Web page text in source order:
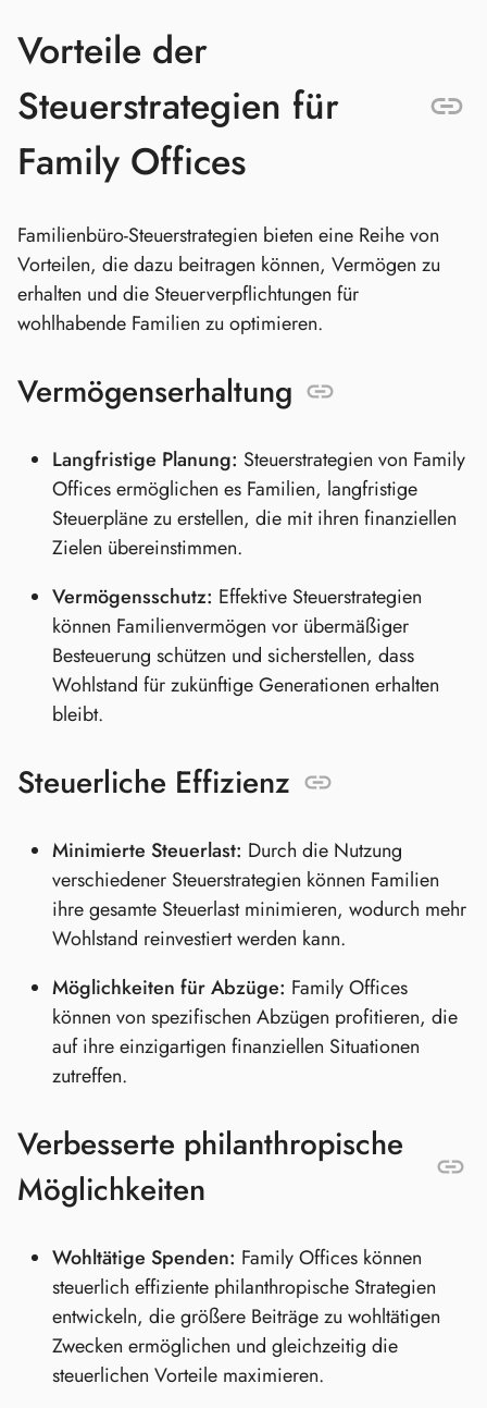
Vorteile der
Steuerstrategien für
Family Offices
Familienbüro-Steuerstrategien bieten eine Reihe von
Vorteilen, die dazu beitragen können, Vermögen zu
erhalten und die Steuerverpflichtungen für
wohlhabende Familien zu optimieren.
Vermögenserhaltung
Langfristige Planung: Steuerstrategien von Family
Offices ermöglichen es Familien, langfristige
Steuerpläne zu erstellen, die mit ihren finanziellen
Zielen übereinstimmen.
Vermögensschutz: Effektive Steuerstrategien
können Familienvermögen vor übermäßiger
Besteuerung schützen und sicherstellen, dass
Wohlstand für zukünftige Generationen erhalten
bleibt.
Steuerliche Effizienz
Minimierte Steuerlast: Durch die Nutzung
verschiedener Steuerstrategien können Familien
ihre gesamte Steuerlast minimieren, wodurch mehr
Wohlstand reinvestiert werden kann.
Möglichkeiten für Abzüge: Family Offices
können von spezifischen Abzügen profitieren, die
auf ihre einzigartigen finanziellen Situationen
zutreffen.
Verbesserte philanthropische
Möglichkeiten
Wohltätige Spenden: Family Offices können
steuerlich effiziente philanthropische Strategien
entwickeln, die größere Beiträge zu wohltätigen
Zwecken ermöglichen und gleichzeitig die
steuerlichen Vorteile maximieren.